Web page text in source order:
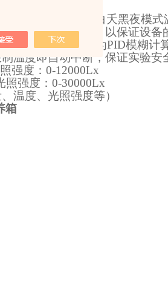
式，可单独设置白夭黑夜模式
感器为双传感器，以保证设备
声波加湿器，加湿为PID模糊计
温度即自动中断，保证实验安
强度： 0-12000Lx
照强度： 0-30000Lx
温度、光照强度等）
箱